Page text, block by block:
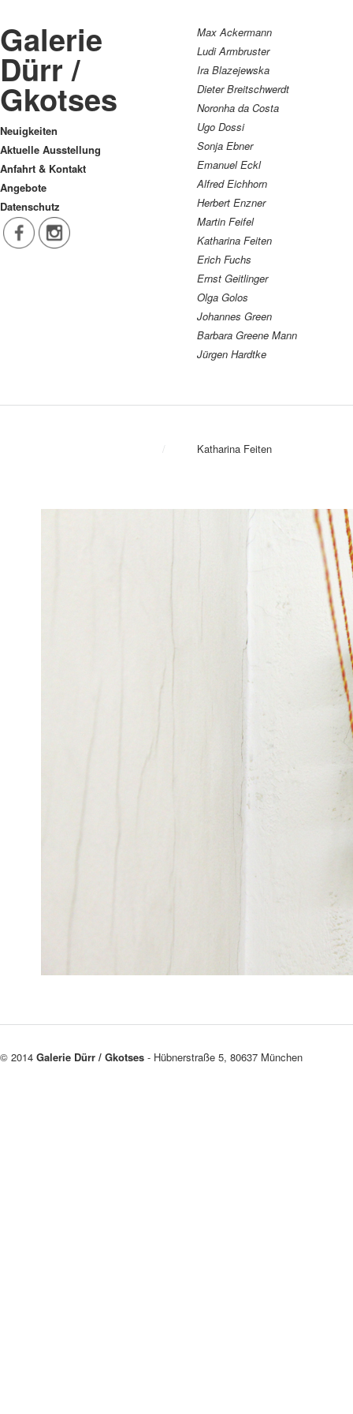
Galerie
Dürr /
Gkotses
Neuigkeiten
Aktuelle Ausstellung
Anfahrt & Kontakt
Angebote
Datenschutz
Max Ackermann
Ludi Armbruster
Ira Blazejewska
Dieter Breitschwerdt
Noronha da Costa
Ugo Dossi
Sonja Ebner
Emanuel Eckl
Alfred Eichhorn
Herbert Enzner
Martin Feifel
Katharina Feiten
Erich Fuchs
Ernst Geitlinger
Olga Golos
Johannes Green
Barbara Greene Mann
Jürgen Hardtke
/ Katharina Feiten
© 2014 Galerie Dürr / Gkotses - Hübnerstraße 5, 80637 München